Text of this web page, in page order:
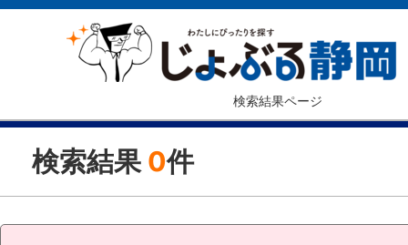
検索結果ページ
検索結果 0件